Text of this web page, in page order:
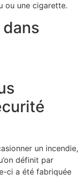
ou une cigarette.
un incendie,
définit par
ci a été fabriquée